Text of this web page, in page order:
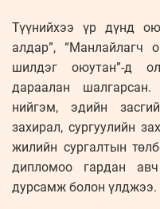
Түүнийхээ үр дүнд
алдар”, “Манлайлагч
шилдэг оюутан”-д
дараалан
нийгэм, эдийн
захирал, сургуулийн
жилийн сургалтын
дипломоо гардан
дурсамж болон үлджээ.